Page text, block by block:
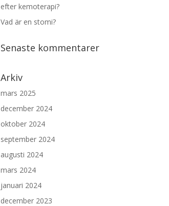
efter kemoterapi?
Vad är en stomi?
Senaste kommentarer
Arkiv
mars 2025
december 2024
oktober 2024
september 2024
augusti 2024
mars 2024
januari 2024
december 2023